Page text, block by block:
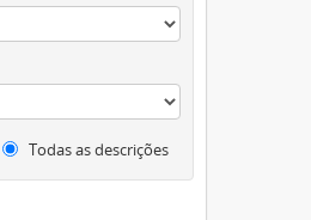
Todas as descrições